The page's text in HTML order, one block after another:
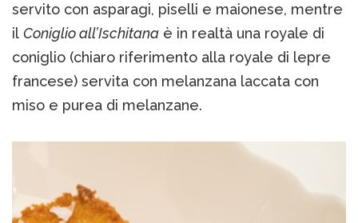
servito con asparagi, piselli e maionese, mentre
il Coniglio all’Ischitana è in realtà una royale di
coniglio (chiaro riferimento alla royale di lepre
francese) servita con melanzana laccata con
miso e purea di melanzane.